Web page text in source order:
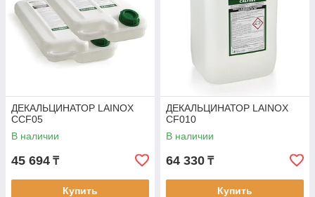
ДЕКАЛЬЦИНАТОР LAINOX
CCF05
В наличии
45 694 ₸
Купить
ДЕКАЛЬЦИНАТОР LAINOX
CF010
В наличии
64 330 ₸
Купить